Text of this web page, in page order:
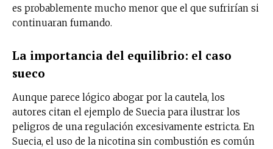
últimas noticias
Suscríbete a nuestro boletín diario y
recibe todas las noticias del vapeo y la
reducción de daños en tu correo
es probablemente mucho menor que el que sufrirían si
continuaran fumando.
La importancia del equilibrio: el caso
sueco
Aunque parece lógico abogar por la cautela, los
autores citan el ejemplo de Suecia para ilustrar los
peligros de una regulación excesivamente estricta. En
Suecia, el uso de la nicotina sin combustión es común